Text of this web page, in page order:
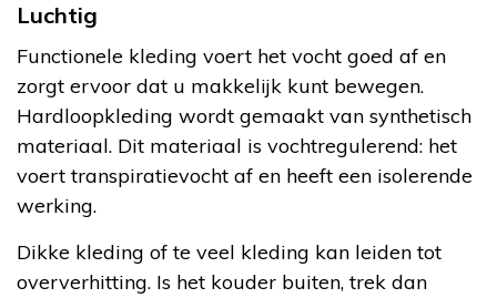
Luchtig
Functionele kleding voert het vocht goed af en
zorgt ervoor dat u makkelijk kunt bewegen.
Hardloopkleding wordt gemaakt van synthetisch
materiaal. Dit materiaal is vochtregulerend: het
voert transpiratievocht af en heeft een isolerende
werking.
Dikke kleding of te veel kleding kan leiden tot
oververhitting. Is het kouder buiten, trek dan